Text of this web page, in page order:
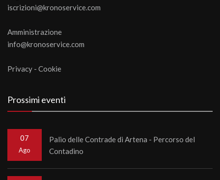
iscrizioni@kronoservice.com
Amministrazione
info@kronoservice.com
Privacy - Cookie
Prossimi eventi
07
Ago
Palio delle Contrade di Artena - Percorso del
Contadino